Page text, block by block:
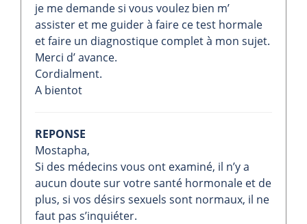
je me demande si vous voulez bien m’
assister et me guider à faire ce test hormale
et faire un diagnostique complet à mon sujet.
Merci d’ avance.
Cordialment.
A bientot
REPONSE
Mostapha,
Si des médecins vous ont examiné, il n’y a
aucun doute sur votre santé hormonale et de
plus, si vos désirs sexuels sont normaux, il ne
faut pas s’inquiéter.